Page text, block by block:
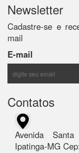
Newsletter
Cadastre-se e
mail
E-mail
Contatos
Avenida
Ipatinga-MG